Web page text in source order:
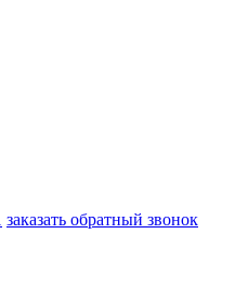
заказать обратный звонок